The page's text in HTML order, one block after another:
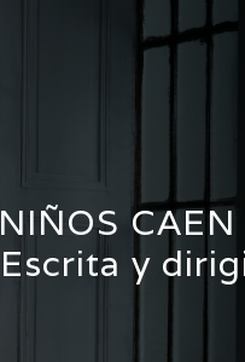
NIÑOS
Escrita y